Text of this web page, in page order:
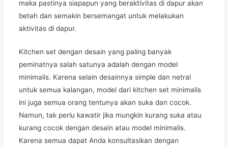
maka pastinya siapapun yang beraktivitas di dapur akan
betah dan semakin bersemangat untuk melakukan
aktivitas di dapur.
Kitchen set dengan desain yang paling banyak
peminatnya salah satunya adalah dengan model
minimalis. Karena selain desainnya simple dan netral
untuk semua kalangan, model dari kitchen set minimalis
ini juga semua orang tentunya akan suka dan cocok.
Namun, tak perlu kawatir jika mungkin kurang suka atau
kurang cocok dengan desain atau model minimalis.
Karena semua dapat Anda konsultasikan dengan